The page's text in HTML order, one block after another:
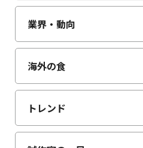
業界・動向
海外の食
トレンド